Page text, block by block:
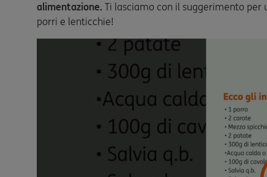
alimentazione. Ti lasciamo con il suggerimento per
porri e lenticchie!